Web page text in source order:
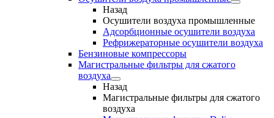
Назад
Осушители воздуха промышленные
Адсорбционные осушители воздуха
Рефрижераторные осушители воздуха
Бензиновые компрессоры
Магистральные фильтры для сжатого
воздуха
Назад
Магистральные фильтры для сжатого
воздуха